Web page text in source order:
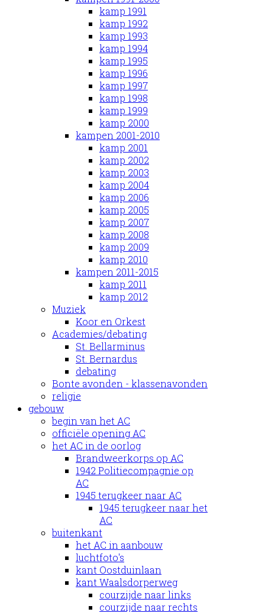
kamp 1991
kamp 1992
kamp 1993
kamp 1994
kamp 1995
kamp 1996
kamp 1997
kamp 1998
kamp 1999
kamp 2000
kampen 2001-2010
kamp 2001
kamp 2002
kamp 2003
kamp 2004
kamp 2006
kamp 2005
kamp 2007
kamp 2008
kamp 2009
kamp 2010
kampen 2011-2015
kamp 2011
kamp 2012
Muziek
Koor en Orkest
Academies/debating
St. Bellarminus
St. Bernardus
debating
Bonte avonden - klassenavonden
religie
gebouw
begin van het AC
officiële opening AC
het AC in de oorlog
Brandweerkorps op AC
1942 Politiecompagnie op
AC
1945 terugkeer naar AC
1945 terugkeer naar het
AC
buitenkant
het AC in aanbouw
luchtfoto's
kant Oostduinlaan
kant Waalsdorperweg
courzijde naar links
courzijde naar rechts